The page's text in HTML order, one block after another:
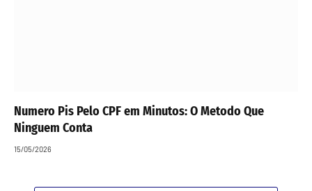
Numero Pis Pelo CPF em Minutos: O Metodo Que
Ninguem Conta
15/05/2026